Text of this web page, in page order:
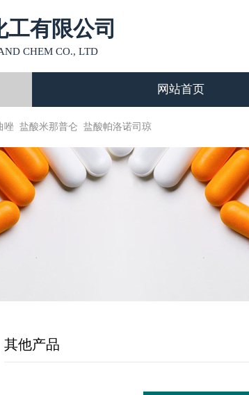
工有限公司
CHEM CO., LTD
网站首页
唑 盐酸米那普仑 盐酸帕洛诺司琼
其他产品